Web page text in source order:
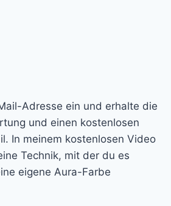
Adresse ein und erhalte die
und einen kostenlosen
In meinem kostenlosen Video
Technik, mit der du es
eigene Aura-Farbe